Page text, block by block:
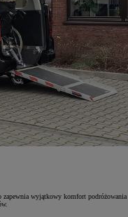
wyjątkowy komfort podróżowania